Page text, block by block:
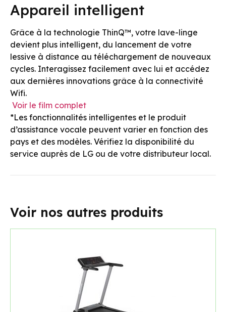
Appareil intelligent
Grâce à la technologie ThinQ™, votre lave-linge
devient plus intelligent, du lancement de votre
lessive à distance au téléchargement de nouveaux
cycles. Interagissez facilement avec lui et accédez
aux dernières innovations grâce à la connectivité
Wifi.
Voir le film complet
*Les fonctionnalités intelligentes et le produit
d’assistance vocale peuvent varier en fonction des
pays et des modèles. Vérifiez la disponibilité du
service auprès de LG ou de votre distributeur local.
Voir nos autres produits